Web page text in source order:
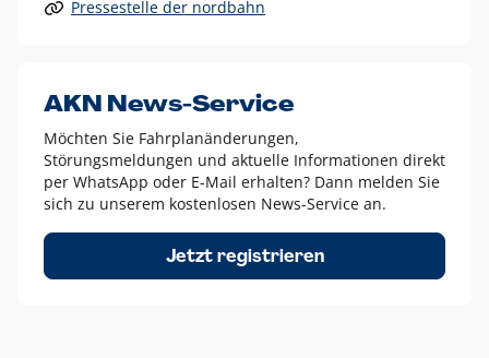
Alle anderen Logo-Varianten dürfen nur in Ausnahmefällen
Diese Ausnahmen sind zum Beispiel:
dem AKN Blau,
weißes Logo auf Fotohintergründen,
schwarzes Logo für reine Schwarz-Weiß-Umsetzungen
Um das Logo herum muss ein Schutzraum von jeweils einer
Höhe bzw. Breite des N aus AKN in alle Richtungen
Pressestelle der nordbahn
AKN News-Service
Möchten Sie Fahrplanänderungen,
Störungsmeldungen und aktuelle Informationen direkt
per WhatsApp oder E-Mail erhalten? Dann melden Sie
sich zu unserem kostenlosen News-Service an.
Jetzt registrieren